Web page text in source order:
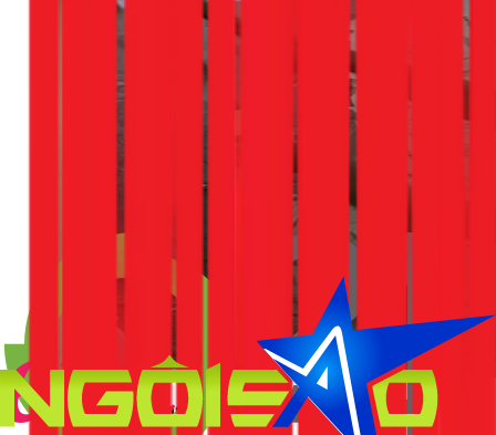
Bước 3: Làm Phẳng và Sơn Lót Chống Kiềm